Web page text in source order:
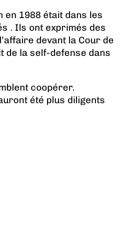
en 1988 était dans les
. Ils ont exprimés des
devant la Cour de
de la self-defense dans
coopérer.
été plus diligents